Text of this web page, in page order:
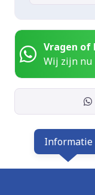
Vragen of
Wij zijn nu
Informatie